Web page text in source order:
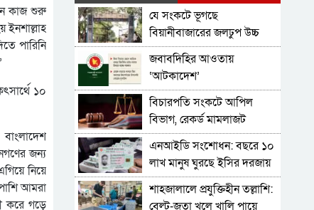
কাজ শুরু
পারিনি
১০
জন্য
নিয়ে
আমরা
করে গড়ে
যশোর থেকে স্কুলছাত্রী নিয়ে
সিলেটে যুবক, অতঃপর যা
ঘটলো
যে সংকটে ভূগছে
বিয়ানীবাজারের জলঢুপ উচ্চ
বিদ্যালয়
জবাবদিহির আওতায়
‘আটকাদেশ’
বিচারপতি সংকটে আপিল
বিভাগ, রেকর্ড মামলাজট
এনআইডি সংশোধন: বছরে ১০
লাখ মানুষ ঘুরছে ইসির দরজায়
শাহজালালে প্রযুক্তিহীন তল্লাশি:
বেল্ট-জুতা খুলে খালি পায়ে